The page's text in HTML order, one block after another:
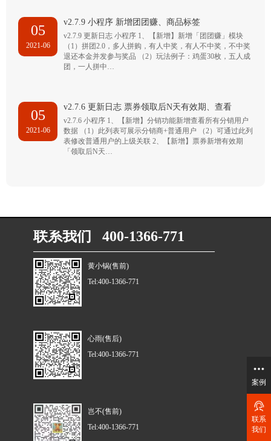
05
2021-06
v2.7.9 小程序 新增团团赚、商品标签
v2.7.9 更新日志 小程序 1、【新增】新增「团团赚」模块
（1）拼团2.0，多人拼购，有人中奖，有人不中奖，不中奖
退还本金并发参与奖品 （2）玩法例子：鸡蛋30枚，五人成
团，一人拼中…
05
2021-06
v2.7.6 更新日志 票券领取后N天有效期、查看
v2.7.6 小程序 1、【新增】分销功能新增查看所有分销用户
数据 （1）此列表可展示分销商+普通用户 （2）可通过此列
表修改普通用户的上级关联 2、【新增】票券新增有效期
「领取后N天…
联系我们 400-1366-771
黄小锅(售前)
Tel:400-1366-771
心雨(售后)
Tel:400-1366-771
岂不(售前)
Tel:400-1366-771
案例
联系
我们